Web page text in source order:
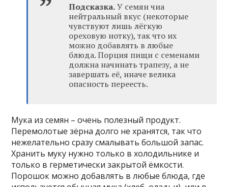
Подсказка.У семян чиа
нейтральный вкус (некоторые
чувствуют лишь лёгкую
ореховую нотку), так что их
можно добавлять в любые
блюда. Порция пищи с семенами
должна начинать трапезу, а не
завершать её, иначе велика
опасность переесть.
Мука из семян – очень полезный продукт.
Перемолотые зёрна долго не хранятся, так что
нежелательно сразу смалывать большой запас.
Хранить муку нужно только в холодильнике и
только в герметически закрытой ёмкости.
Порошок можно добавлять в любые блюда, где